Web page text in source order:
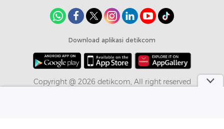
Download aplikasi detikcom
Copyright @ 2026 detikcom, All right reserved